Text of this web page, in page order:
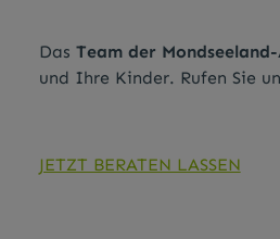
Das Team der
und Ihre Kinder. Rufen Sie
JETZT BERATEN LASSEN